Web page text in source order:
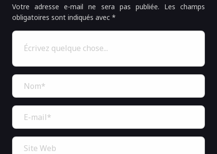
Votre adresse e-mail ne sera pas publiée.
Les champs
obligatoires sont indiqués avec *